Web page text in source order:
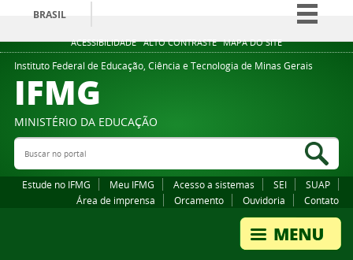
ACESSIBILIDADE ALTO CONTRASTE MAPA DO SITE
BRASIL
Simplifique!
Comunica BR
Legislação
Instituto Federal de Educação, Ciência e Tecnologia de Minas Gerais
IFMG
MINISTÉRIO DA EDUCAÇÃO
Buscar no portal
Estude no IFMG Meu IFMG Acesso a sistemas SEI
SUAP
Área de imprensa
Orcamento Ouvidoria Contato